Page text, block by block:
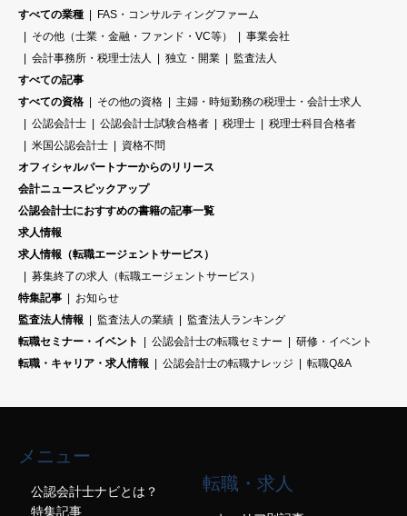
すべての業種
FAS・コンサルティングファーム
その他（士業・金融・ファンド・VC等）
事業会社
会計事務所・税理士法人
独立・開業
監査法人
すべての記事
すべての資格
その他の資格
主婦・時短勤務の税理士・会計士求人
公認会計士
公認会計士試験合格者 税理士
税理士科目合格者
米国公認会計士
資格不問
オフィシャルパートナーからのリリース
会計ニュースピックアップ
公認会計士におすすめの書籍の記事一覧
求人情報
求人情報（転職エージェントサービス）
募集終了の求人（転職エージェントサービス）
特集記事
お知らせ
監査法人情報
監査法人の業績
監査法人ランキング
転職セミナー・イベント
公認会計士の転職セミナー
研修・イベント
転職・キャリア・求人情報
公認会計士の転職ナレッジ 転職Q&A
メニュー
公認会計士ナビとは？
特集記事
転職・求人